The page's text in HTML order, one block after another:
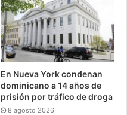
En Nueva York condenan
dominicano a 14 años de
prisión por tráfico de droga
8 agosto 2026